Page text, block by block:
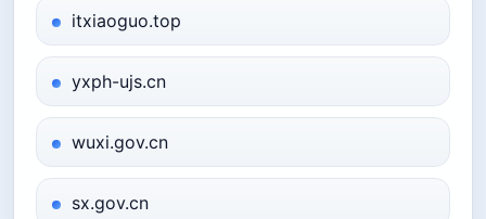
itxiaoguo.top
yxph-ujs.cn
wuxi.gov.cn
sx.gov.cn